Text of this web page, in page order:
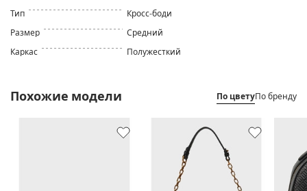
Тип
Кросс-боди
Размер
Средний
Каркас
Полужесткий
Похожие модели По цветуПо бренду